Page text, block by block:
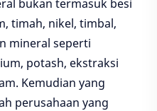
bukan termasuk besi
timah, nikel, timbal,
mineral seperti
potash, ekstraksi
Kemudian yang
perusahaan yang